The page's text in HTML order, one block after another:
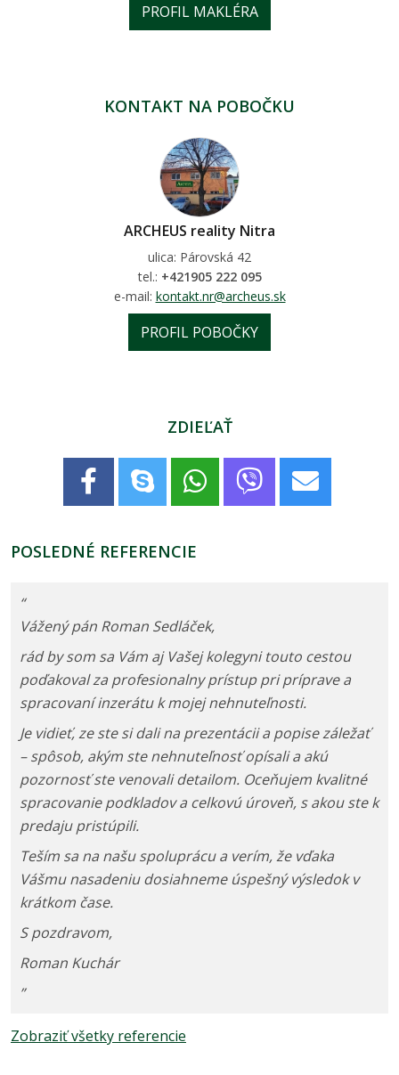
PROFIL MAKLÉRA
KONTAKT NA POBOČKU
ARCHEUS reality Nitra
ulica: Párovská 42
tel.: +421905 222 095
e-mail: kontakt.nr@archeus.sk
PROFIL POBOČKY
ZDIEĽAŤ
POSLEDNÉ REFERENCIE
“
Vážený pán Roman Sedláček,
​rád by som sa Vám aj Vašej kolegyni touto cestou
poďakoval za profesionalny prístup pri príprave a
spracovaní inzerátu k mojej nehnuteľnosti.
​Je vidieť, ze ste si dali na prezentácii a popise záležať
– spôsob, akým ste nehnuteľnosť opísali a akú
pozornosť ste venovali detailom. Oceňujem kvalitné
spracovanie podkladov a celkovú úroveň, s akou ste k
predaju pristúpili.
​Teším sa na našu spoluprácu a verím, že vďaka
Vášmu nasadeniu dosiahneme úspešný výsledok v
krátkom čase.
​S pozdravom,
​Roman Kuchár
”
Zobraziť všetky referencie